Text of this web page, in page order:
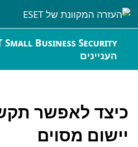
העניינים
כיצד לאפשר
יישום מסוים